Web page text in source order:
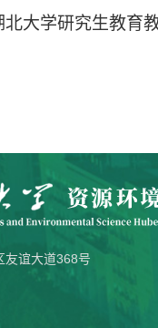
北大学研究生教育
友谊大道368号